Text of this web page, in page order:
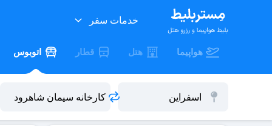
خدمات سفر
هواپیما هتل قطار اتوبوس